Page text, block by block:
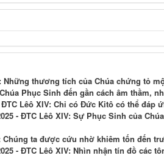
Những thương tích của Chúa chứng tỏ
Phục Sinh đến gần cách âm thầm,
Lêô XIV: Chỉ có Đức Kitô có thể đáp
- ĐTC Lêô XIV: Sự Phục Sinh của
Chúng ta được cứu nhờ khiêm tốn đến
- ĐTC Lêô XIV: Nhìn nhận tín đồ các